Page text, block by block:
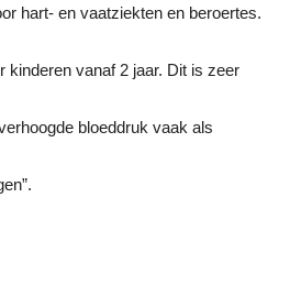
hart- en vaatziekten en beroertes.
kinderen vanaf 2 jaar. Dit is zeer
bloeddruk vaak als